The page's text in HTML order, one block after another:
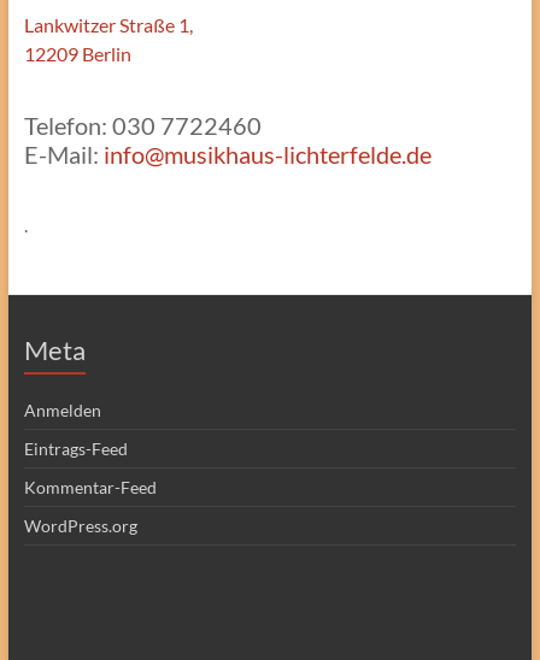
Lankwitzer Straße 1,
12209 Berlin
Telefon: 030 7722460
E-Mail: info@musikhaus-lichterfelde.de
.
Meta
Anmelden
Eintrags-Feed
Kommentar-Feed
WordPress.org